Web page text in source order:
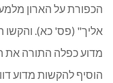
הכפורת על הארון
אליך" (פס' כא). והקשו
מדוע כפלה התורה את
הוסיף להקשות מדוע